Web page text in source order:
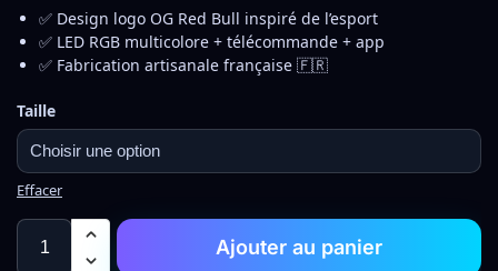
✅ Design logo OG Red Bull inspiré de l’esport
✅ LED RGB multicolore + télécommande + app
✅ Fabrication artisanale française 🇫🇷
Taille
Effacer
Ajouter au panier